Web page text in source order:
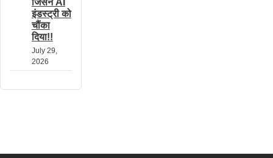
जिसने AI
इंडस्ट्री को
चौंका
दिया!!
July 29,
2026